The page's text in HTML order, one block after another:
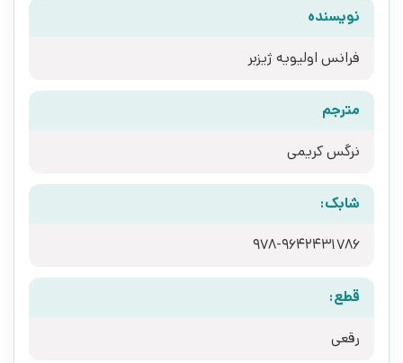
نویسنده
فرانس اولیویه ژیزبر
مترجم
نرگس کریمی
شابک:
978-9642431786
قطع:
رقعی